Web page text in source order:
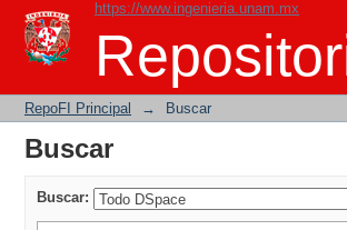
https://www.ingenieria.unam.mx
Buscar
RepoFI Principal → Buscar
Buscar
Buscar: